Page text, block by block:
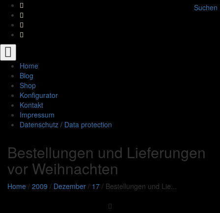
Suchen
Toggle
navigation
Home
Blog
Shop
Konfigurator
Kontakt
Impressum
Datenschutz / Data protection
Bestellungen und Lieferungen
vor Weihnachten
Home / 2009 / Dezember / 17 / Bestellungen und Lie...